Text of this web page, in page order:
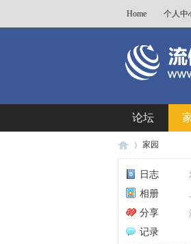
Home 个人中
论坛
家园
日志
相册
分享
记录